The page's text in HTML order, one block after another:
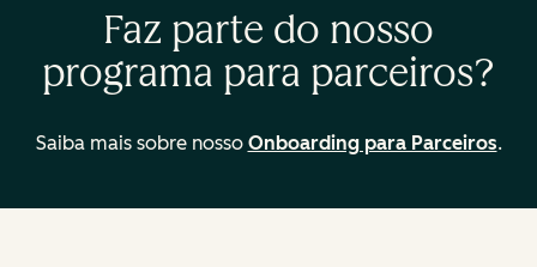
Faz parte do nosso
programa para parceiros?
Saiba mais sobre nosso Onboarding para Parceiros.